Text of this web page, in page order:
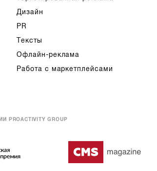
Дизайн
PR
Тексты
Офлайн-реклама
Работа с маркетплейсами
GROUP